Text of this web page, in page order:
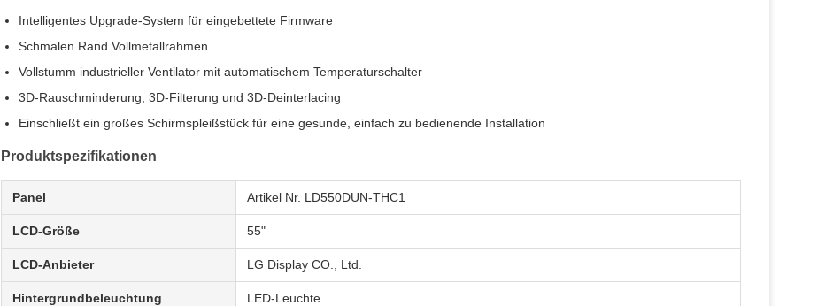
Intelligentes Upgrade-System für eingebettete Firmware
Schmalen Rand Vollmetallrahmen
Vollstumm industrieller Ventilator mit automatischem Temperaturschalter
3D-Rauschminderung, 3D-Filterung und 3D-Deinterlacing
Einschließt ein großes Schirmspleißstück für eine gesunde, einfach zu bedienende Installation
Produktspezifikationen
Panel Artikel Nr. LD550DUN-THC1
LCD-Größe 55"
LCD-Anbieter LG Display CO., Ltd.
Hintergrundbeleuchtung LED-Leuchte